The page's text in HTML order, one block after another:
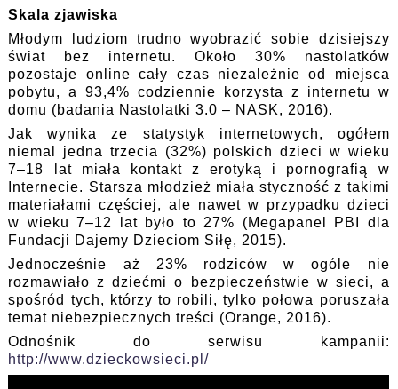
Skala zjawiska
Młodym ludziom trudno wyobrazić sobie dzisiejszy
świat bez internetu. Około 30% nastolatków
pozostaje online cały czas niezależnie od miejsca
pobytu, a 93,4% codziennie korzysta z internetu w
domu (badania Nastolatki 3.0 – NASK, 2016).
Jak wynika ze statystyk internetowych, ogółem
niemal jedna trzecia (32%) polskich dzieci w wieku
7–18 lat miała kontakt z erotyką i pornografią w
Internecie. Starsza młodzież miała styczność z takimi
materiałami częściej, ale nawet w przypadku dzieci
w wieku 7–12 lat było to 27% (Megapanel PBI dla
Fundacji Dajemy Dzieciom Siłę, 2015).
Jednocześnie aż 23% rodziców w ogóle nie
rozmawiało z dziećmi o bezpieczeństwie w sieci, a
spośród tych, którzy to robili, tylko połowa poruszała
temat niebezpiecznych treści (Orange, 2016).
Odnośnik do serwisu kampanii:
http://www.dzieckowsieci.pl/